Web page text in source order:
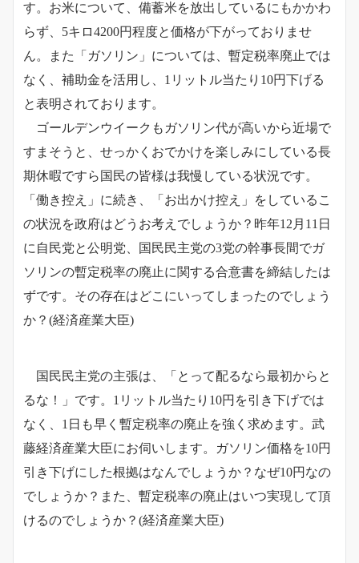
す。お米について、備蓄米を放出しているにもかかわ
らず、5キロ4200円程度と価格が下がっておりませ
ん。また「ガソリン」については、暫定税率廃止では
なく、補助金を活用し、1リットル当たり10円下げる
と表明されております。
ゴールデンウイークもガソリン代が高いから近場で
すまそうと、せっかくおでかけを楽しみにしている長
期休暇ですら国民の皆様は我慢している状況です。
「働き控え」に続き、「お出かけ控え」をしているこ
の状況を政府はどうお考えでしょうか？昨年12月11日
に自民党と公明党、国民民主党の3党の幹事長間でガ
ソリンの暫定税率の廃止に関する合意書を締結したは
ずです。その存在はどこにいってしまったのでしょう
か？ (経済産業大臣)
国民民主党の主張は、「とって配るなら最初からと
るな！」です。1リットル当たり10円を引き下げでは
なく、1日も早く暫定税率の廃止を強く求めます。武
藤経済産業大臣にお伺いします。
ガソリン価格を10円
引き下げにした根拠はなんでしょうか？なぜ10円なの
でしょうか？また、暫定税率の廃止はいつ実現して頂
けるのでしょうか？ (経済産業大臣)